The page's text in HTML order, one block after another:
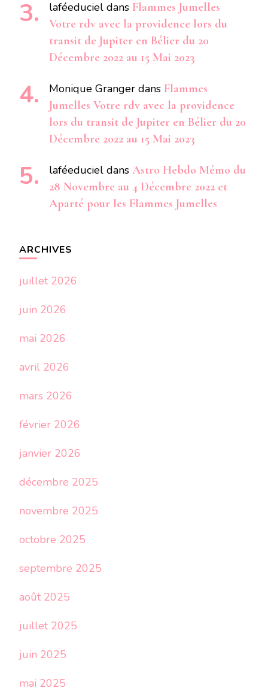
laféeduciel dans Flammes Jumelles
Votre rdv avec la providence lors du
transit de Jupiter en Bélier du 20
Décembre 2022 au 15 Mai 2023
Monique Granger dans Flammes
Jumelles Votre rdv avec la providence
lors du transit de Jupiter en Bélier du 20
Décembre 2022 au 15 Mai 2023
laféeduciel dans Astro Hebdo Mémo du
28 Novembre au 4 Décembre 2022 et
Aparté pour les Flammes Jumelles
ARCHIVES
juillet 2026
juin 2026
mai 2026
avril 2026
mars 2026
février 2026
janvier 2026
décembre 2025
novembre 2025
octobre 2025
septembre 2025
août 2025
juillet 2025
juin 2025
mai 2025